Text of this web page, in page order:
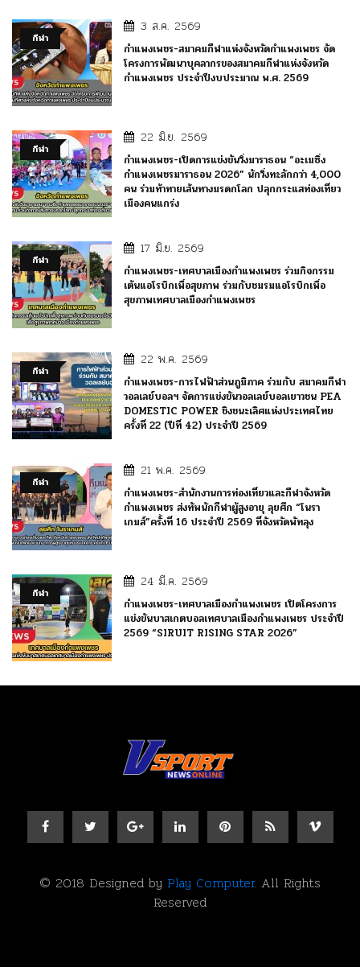
กีฬา
3 ส.ค. 2569
กำแพงเพชร-สมาคมกีฬาแห่งจังหวัดกำแพงเพชร จัด
โครงการพัฒนาบุคลากรของสมาคมกีฬาแห่งจังหวัด
กำแพงเพชร ประจำปีงบประมาณ พ.ศ. 2569
กีฬา
22 มิ.ย. 2569
กำแพงเพชร-เปิดการแข่งขันวิ่งมาราธอน “อะเมซิ่ง
กำแพงเพชรมาราธอน 2026” นักวิ่งทะลักกว่า 4,000
คน ร่วมท้าทายเส้นทางมรดกโลก ปลุกกระแสท่องเที่ยว
เมืองคนแกร่ง
กีฬา
17 มิ.ย. 2569
กำแพงเพชร-เทศบาลเมืองกำแพงเพชร ร่วมกิจกรรม
เต้นแอโรบิกเพื่อสุขภาพ ร่วมกับชมรมแอโรบิกเพื่อ
สุขภาพเทศบาลเมืองกำแพงเพชร
กีฬา
22 พ.ค. 2569
กำแพงเพชร-การไฟฟ้าส่วนภูมิภาค ร่วมกับ สมาคมกีฬา
วอลเลย์บอลฯ จัดการแข่งขันวอลเลย์บอลเยาวชน PEA
DOMESTIC POWER ชิงชนะเลิศแห่งประเทศไทย
ครั้งที่ 22 (ปีที่ 42) ประจำปี 2569
กีฬา
21 พ.ค. 2569
กำแพงเพชร-สำนักงานการท่องเที่ยวและกีฬาจังหวัด
กำแพงเพชร ส่งทัพนักกีฬาผู้สูงอายุ ลุยศึก “โนรา
เกมส์”ครั้งที่ 16 ประจำปี 2569 ที่จังหวัดพัทลุง
กีฬา
24 มี.ค. 2569
กำแพงเพชร-เทศบาลเมืองกำแพงเพชร เปิดโครงการ
แข่งขันบาสเกตบอลเทศบาลเมืองกำแพงเพชร ประจำปี
2569 “SIRUIT RISING STAR 2026”
© 2018 Designed by Play Computer. All Rights
Reserved